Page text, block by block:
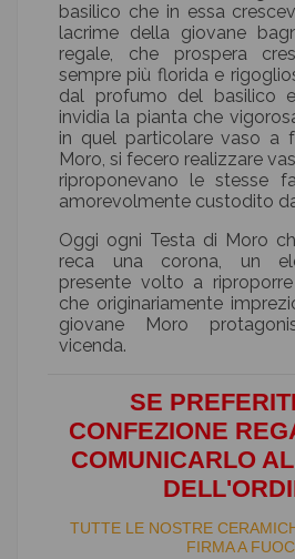
basilico che in essa
lacrime della giovane
regale, che prospera
sempre più florida e
dal profumo del basilico
invidia la pianta che
in quel particolare vaso a
Moro, si fecero realizzare
riproponevano le stesse
amorevolmente custodito
Oggi ogni Testa di Moro
reca una corona, un
presente volto a
che originariamente
giovane Moro
vicenda.
SE
CONFEZIONE
COMUNICARLO
TUTTE LE NOSTRE
FIRMA A